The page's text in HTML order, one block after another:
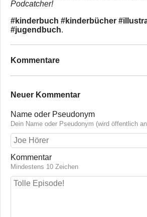
Podcatcher!
#kinderbuch #kinderbücher
#jugendbuch.
Kommentare
Neuer Kommentar
Name oder Pseudonym
Dein Name oder Pseudonym (wird öffentlich
Kommentar
Mindestens 10 Zeichen